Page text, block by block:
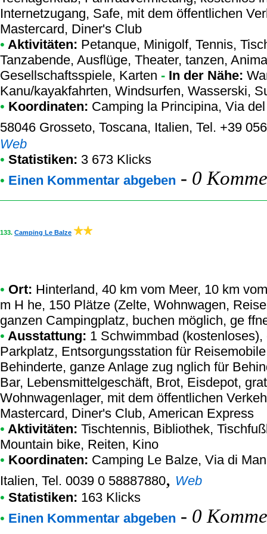
Internetzugang, Safe, mit dem öffentlichen
Mastercard, Diner's Club
• Aktivitäten: Petanque, Minigolf, Tennis,
Tanzabende, Ausflüge, Theater, tanzen,
Gesellschaftsspiele, Karten - In der Nähe:
Kanu/kayakfahrten, Windsurfen, Wasserski,
• Koordinaten: Camping la Principina, Via
58046 Grosseto, Toscana, Italien, Tel. +39
Web
• Statistiken: 3 673 Klicks
• Einen Kommentar abgeben - 0
133. Camping Le Balze
• Ort: Hinterland, 40 km vom Meer, 10 km
m H he, 150 Plätze (Zelte, Wohnwagen,
ganzen Campingplatz, buchen möglich, ge
• Ausstattung: 1 Schwimmbad
Parkplatz, Entsorgungsstation für
Behinderte, ganze Anlage zug nglich für
Bar, Lebensmittelgeschäft, Brot, Eisdepot,
Wohnwagenlager, mit dem öffentlichen
Mastercard, Diner's Club, American Express
• Aktivitäten: Tischtennis, Bibliothek,
Mountain bike, Reiten, Kino
• Koordinaten: Camping Le Balze, Via di
Italien, Tel. 0039 0 58887880, Web
• Statistiken: 163 Klicks
• Einen Kommentar abgeben - 0